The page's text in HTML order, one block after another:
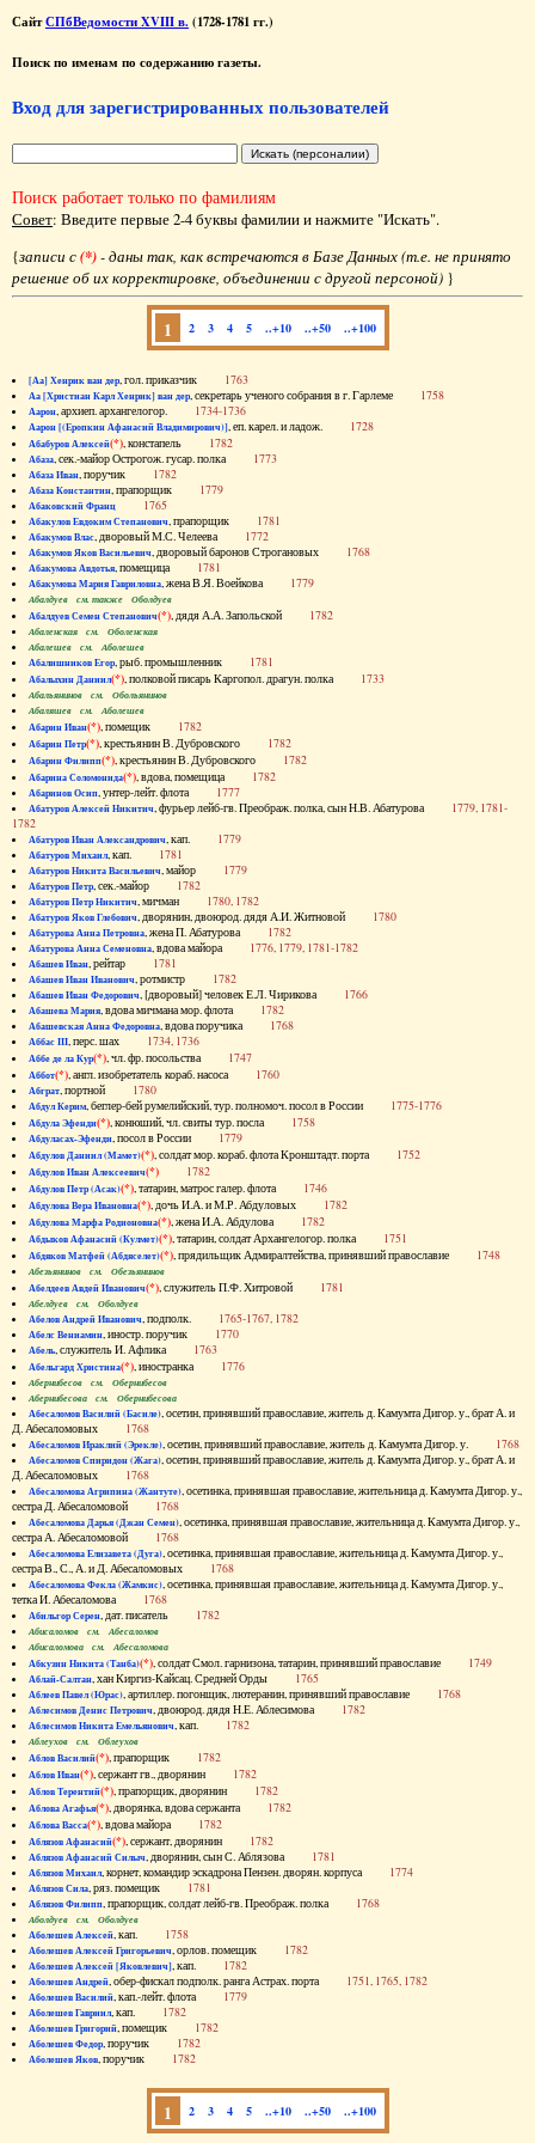
СайтСПбВедомости XVIII в. (1728-1781 гг.)
Поиск по именам по содержанию газеты.
Вход для зарегистрированных пользователей
Поиск работает только по фамилиям
Совет: Введите первые 2-4 буквы фамилии и нажмите "Искать".
{записи с(*)- даны так, как встречаются в Базе Данных (т.е. не принято
решение об их корректировке, объединении с другой персоной) }
1 2 3 4 5 ..+10 ..+50 ..+100
[Аа] Хенрик ван дер, гол. приказчик 1763
Аа [Христиан Карл Хенрик] ван дер, секретарь ученого собрания в г. Гарлеме 1758
Аарон, архиеп. архангелогор. 1734-1736
Аарон [(Еропкин Афанасий Владимирович)], еп. карел. и ладож. 1728
Абабуров Алексей(*), констапель 1782
Абаза, сек.-майор Острогож. гусар. полка 1773
Абаза Иван, поручик 1782
Абаза Константин, прапорщик 1779
Абаковский Франц 1765
Абакулов Евдоким Степанович, прапорщик 1781
Абакумов Влас, дворовый М.С. Челеева 1772
Абакумов Яков Васильевич, дворовый баронов Строгановых 1768
Абакумова Авдотья, помещица 1781
Абакумова Мария Гавриловна, жена В.Я. Воейкова 1779
Абалдуев см. также Оболдуев
Абалдуев Семен Степанович(*), дядя А.А. Запольской 1782
Абаленская см. Оболенская
Абалешев см. Аболешев
Абалишников Егор, рыб. промышленник 1781
Абалыхин Даниил(*), полковой писарь Каргопол. драгун. полка 1733
Абальянинов см. Обольянинов
Абаляшев см. Аболешев
Абарин Иван(*), помещик 1782
Абарин Петр(*), крестьянин В. Дубровского 1782
Абарин Филипп(*), крестьянин В. Дубровского 1782
Абарина Соломонида(*), вдова, помещица 1782
Абаринов Осип, унтер-лейт. флота 1777
Абатуров Алексей Никитич, фурьер лейб-гв. Преображ. полка, сын Н.В. Абатурова 1779, 1781-
1782
Абатуров Иван Александрович, кап. 1779
Абатуров Михаил, кап. 1781
Абатуров Никита Васильевич, майор 1779
Абатуров Петр, сек.-майор 1782
Абатуров Петр Никитич, мичман 1780, 1782
Абатуров Яков Глебович, дворянин, двоюрод. дядя А.И. Житновой 1780
Абатурова Анна Петровна, жена П. Абатурова 1782
Абатурова Анна Семеновна, вдова майора 1776, 1779, 1781-1782
Абашев Иван, рейтар 1781
Абашев Иван Иванович, ротмистр 1782
Абашев Иван Федорович, [дворовый] человек Е.Л. Чирикова 1766
Абашева Мария, вдова мичмана мор. флота 1782
Абашевская Анна Федоровна, вдова поручика 1768
Аббас III, перс. шах 1734, 1736
Аббе де ла Кур(*), чл. фр. посольства 1747
Аббот(*), англ. изобретатель кораб. насоса 1760
Абграт, портной 1780
Абдул Керим, беглер-бей румелийский, тур. полномоч. посол в России 1775-1776
Абдула Эфенди(*), конюший, чл. свиты тур. посла 1758
Абдуласах-Эфенди, посол в России 1779
Абдулов Даниил (Мамет)(*), солдат мор. кораб. флота Кронштадт. порта 1752
Абдулов Иван Алексеевич(*) 1782
Абдулов Петр (Асак)(*), татарин, матрос галер. флота 1746
Абдулова Вера Ивановна(*), дочь И.А. и М.Р. Абдуловых 1782
Абдулова Марфа Родионовна(*), жена И.А. Абдулова 1782
Абдыков Афанасий (Кулмет)(*), татарин, солдат Архангелогор. полка 1751
Абдяков Матфей (Абдяселет)(*), прядильщик Адмиралтейства, принявший православие 1748
Абезьянинов см. Обезьянинов
Абелдеев Авдей Иванович(*), служитель П.Ф. Хитровой 1781
Абелдуев см. Оболдуев
Абелов Андрей Иванович, подполк. 1765-1767, 1782
Абелс Вениамин, иностр. поручик 1770
Абель, служитель И. Афлика 1763
Абельгард Христина(*), иностранка 1776
Абернибесов см. Обернибесов
Абернибесова см. Обернибесова
Абесаломов Василий (Басиле), осетин, принявший православие, житель д. Камумта Дигор. у., брат А. и
Д. Абесаломовых 1768
Абесаломов Ираклий (Эрекле), осетин, принявший православие, житель д. Камумта Дигор. у. 1768
Абесаломов Спиридон (Жага), осетин, принявший православие, житель д. Камумта Дигор. у., брат А. и
Д. Абесаломовых 1768
Абесаломова Агрипина (Жантуте), осетинка, принявшая православие, жительница д. Камумта Дигор. у.,
сестра Д. Абесаломовой 1768
Абесаломова Дарья (Джан Семен), осетинка, принявшая православие, жительница д. Камумта Дигор. у.,
сестра А. Абесаломовой 1768
Абесаломова Елизавета (Дуга), осетинка, принявшая православие, жительница д. Камумта Дигор. у.,
сестра В., С., А. и Д. Абесаломовых 1768
Абесаломова Фекла (Жамкис), осетинка, принявшая православие, жительница д. Камумта Дигор. у.,
тетка И. Абесаломова 1768
Абильгор Серен, дат. писатель 1782
Абисаломов см. Абесаломов
Абисаломова см. Абесаломова
Абкузин Никита (Танба)(*), солдат Смол. гарнизона, татарин, принявший православие 1749
Аблай-Салтан, хан Киргиз-Кайсац. Средней Орды 1765
Аблеев Павел (Юрас), артиллер. погонщик, лютеранин, принявший православие 1768
Аблесимов Денис Петрович, двоюрод. дядя Н.Е. Аблесимова 1782
Аблесимов Никита Емельянович, кап. 1782
Аблеухов см. Облеухов
Аблов Василий(*), прапорщик 1782
Аблов Иван(*), сержант гв., дворянин 1782
Аблов Терентий(*), прапорщик, дворянин 1782
Аблова Агафья(*), дворянка, вдова сержанта 1782
Аблова Васса(*), вдова майора 1782
Аблязов Афанасий(*), сержант, дворянин 1782
Аблязов Афанасий Силыч, дворянин, сын С. Аблязова 1781
Аблязов Михаил, корнет, командир эскадрона Пензен. дворян. корпуса 1774
Аблязов Сила, ряз. помещик 1781
Аблязов Филипп, прапорщик, солдат лейб-гв. Преображ. полка 1768
Аболдуев см. Оболдуев
Аболешев Алексей, кап. 1758
Аболешев Алексей Григорьевич, орлов. помещик 1782
Аболешев Алексей [Яковлевич], кап. 1782
Аболешев Андрей, обер-фискал подполк. ранга Астрах. порта 1751, 1765, 1782
Аболешев Василий, кап.-лейт. флота 1779
Аболешев Гавриил, кап. 1782
Аболешев Григорий, помещик 1782
Аболешев Федор, поручик 1782
Аболешев Яков, поручик 1782
1 2 3 4 5 ..+10 ..+50 ..+100